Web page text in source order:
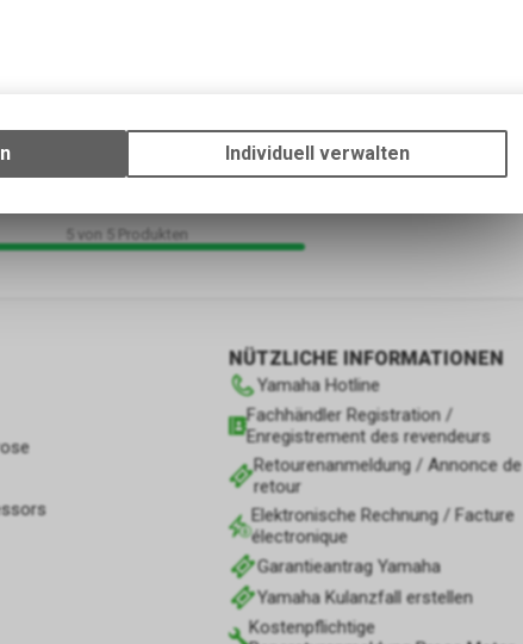
Produkten
NÜTZLICHE INFORMATIONEN
Yamaha Hotline
Fachhändler Registration /
Enregistrement des revendeurs
Retourenanmeldung / Annonce de
retour
Elektronische Rechnung / Facture
électronique
Garantieantrag Yamaha
Yamaha Kulanzfall erstellen
Kostenpflichtige
grundlegenden Funktionen unseres Online-Angebots, wie die
zu ermöglichen. Bitte beachten Sie, dass die
Individuell verwalten